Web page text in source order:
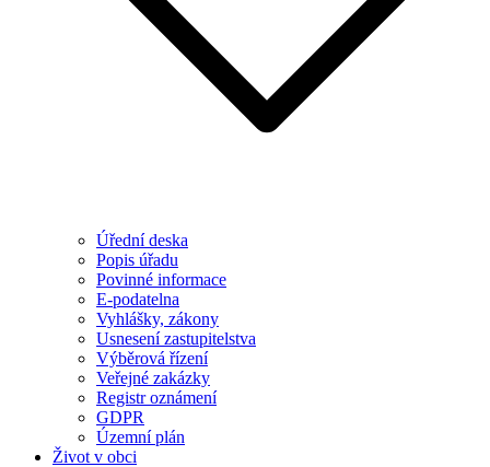
Úřední deska
Popis úřadu
Povinné informace
E-podatelna
Vyhlášky, zákony
Usnesení zastupitelstva
Výběrová řízení
Veřejné zakázky
Registr oznámení
GDPR
Územní plán
Život v obci